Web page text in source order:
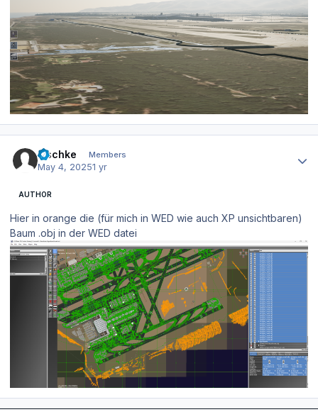
zischke Members
May 4, 20251 yr
AUTHOR
Hier in orange die (für mich in WED wie auch XP unsichtbaren)
Baum .obj in der WED datei